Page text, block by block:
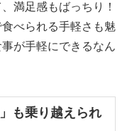
満足感もばっちり！
べられる手軽さも魅
が手軽にできるなん
も乗り越えられ